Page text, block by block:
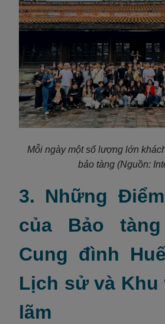
Mỗi ngàymột số lượng lớn
bảo tàng (Nguồn:
3. Những
của Bảo
Cung đình
Lịch sử và Khu
lãm